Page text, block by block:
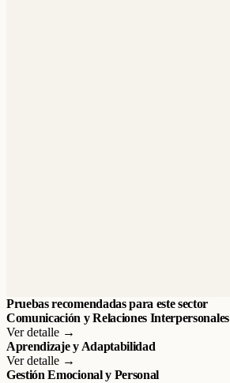
Pruebas recomendadas para este sector
Comunicación y Relaciones Interpersonales
Ver detalle →
Aprendizaje y Adaptabilidad
Ver detalle →
Gestión Emocional y Personal